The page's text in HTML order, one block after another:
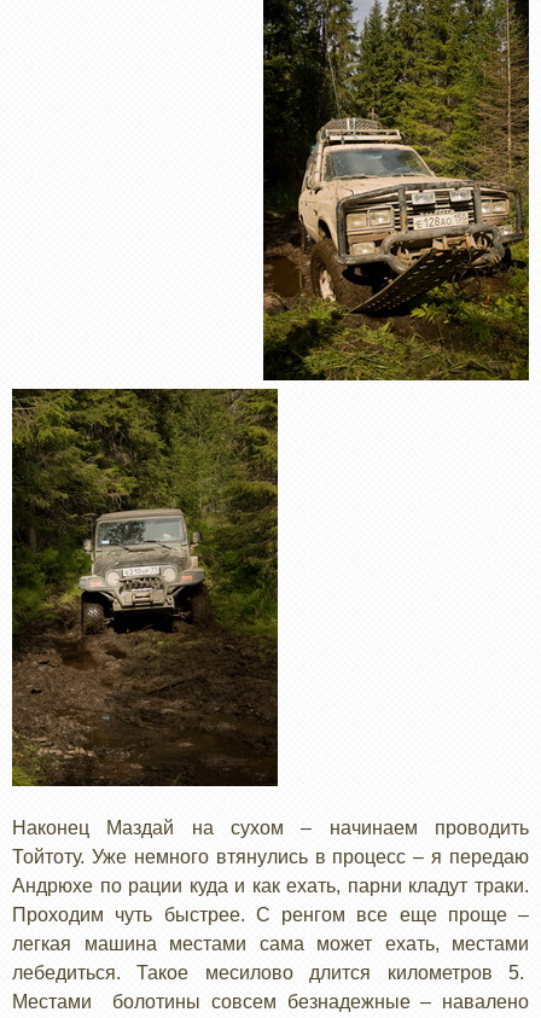
Наконец Маздай на сухом – начинаем проводить
Тойтоту. Уже немного втянулись в процесс – я передаю
Андрюхе по рации куда и как ехать, парни кладут траки.
Проходим чуть быстрее. С ренгом все еще проще –
легкая машина местами сама может ехать, местами
лебедиться. Такое месилово длится километров 5.
Местами болотины совсем безнадежные – навалено